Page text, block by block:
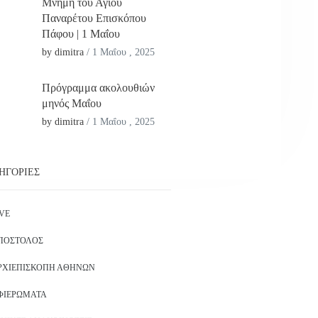
Μνήμη του Αγίου
Παναρέτου Επισκόπου
Πάφου | 1 Μαΐου
by dimitra / 1 Μαΐου , 2025
Πρόγραμμα ακολουθιών
μηνός Μαΐου
by dimitra / 1 Μαΐου , 2025
ΑΘΗΝΏΝ